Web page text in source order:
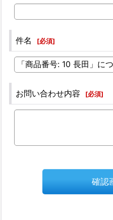
件名 [必須]
お問い合わせ内容 [必須]
確認